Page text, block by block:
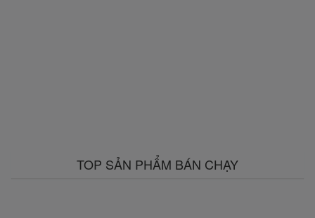
TOP SẢN PHẨM BÁN CHẠY